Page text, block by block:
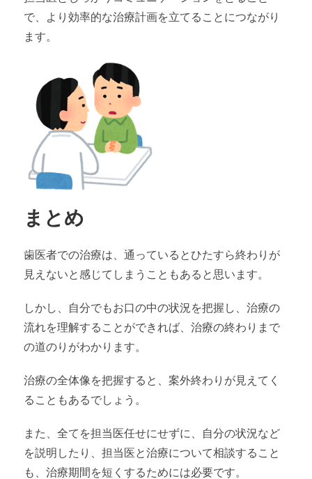
で、より効率的な治療計画を立てることにつながり
ます。
まとめ
歯医者での治療は、通っているとひたすら終わりが
見えないと感じてしまうこともあると思います。
しかし、自分でもお口の中の状況を把握し、治療の
流れを理解することができれば、治療の終わりまで
の道のりがわかります。
治療の全体像を把握すると、案外終わりが見えてく
ることもあるでしょう。
また、全てを担当医任せにせずに、自分の状況など
を説明したり、担当医と治療について相談すること
も、治療期間を短くするためには必要です。